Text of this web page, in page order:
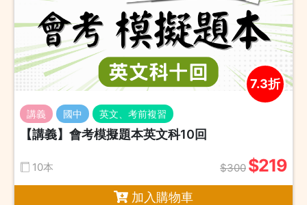
7.3折
講義 國中 英文、考前複習
【講義】會考模擬題本英文科10回
10本 $300 $219
加入購物車